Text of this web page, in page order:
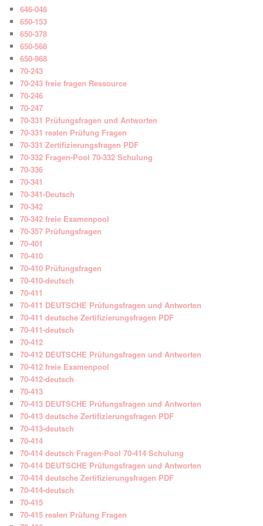
646-048
650-153
650-378
650-568
650-968
70-243
70-243 freie fragen Ressource
70-246
70-247
70-331 Prüfungsfragen und Antworten
70-331 realen Prüfung Fragen
70-331 Zertifizierungsfragen PDF
70-332 Fragen-Pool 70-332 Schulung
70-336
70-341
70-341-Deutsch
70-342
70-342 freie Examenpool
70-357 Prüfungsfragen
70-401
70-410
70-410 Prüfungsfragen
70-410-deutsch
70-411
70-411 DEUTSCHE Prüfungsfragen und Antworten
70-411 deutsche Zertifizierungsfragen PDF
70-411-deutsch
70-412
70-412 DEUTSCHE Prüfungsfragen und Antworten
70-412 freie Examenpool
70-412-deutsch
70-413
70-413 DEUTSCHE Prüfungsfragen und Antworten
70-413 deutsche Zertifizierungsfragen PDF
70-413-deutsch
70-414
70-414 deutsch Fragen-Pool 70-414 Schulung
70-414 DEUTSCHE Prüfungsfragen und Antworten
70-414 deutsche Zertifizierungsfragen PDF
70-414-deutsch
70-415
70-415 realen Prüfung Fragen